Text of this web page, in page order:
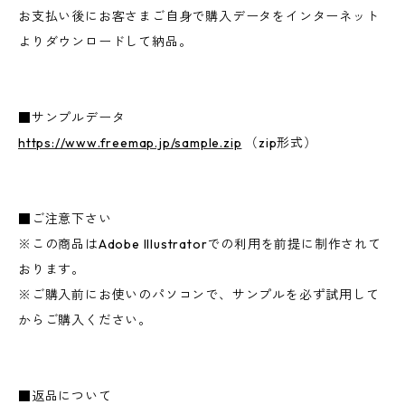
お支払い後にお客さまご自身で購入データをインターネット
よりダウンロードして納品。
■サンプルデータ
https://www.freemap.jp/sample.zip （zip形式）
■ご注意下さい
※この商品はAdobe Illustratorでの利用を前提に制作されて
おります。
※ご購入前にお使いのパソコンで、サンプルを必ず試用して
からご購入ください。
■返品について